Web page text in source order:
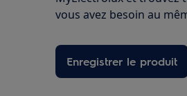
vous avez besoin au
Enregistrer le produit